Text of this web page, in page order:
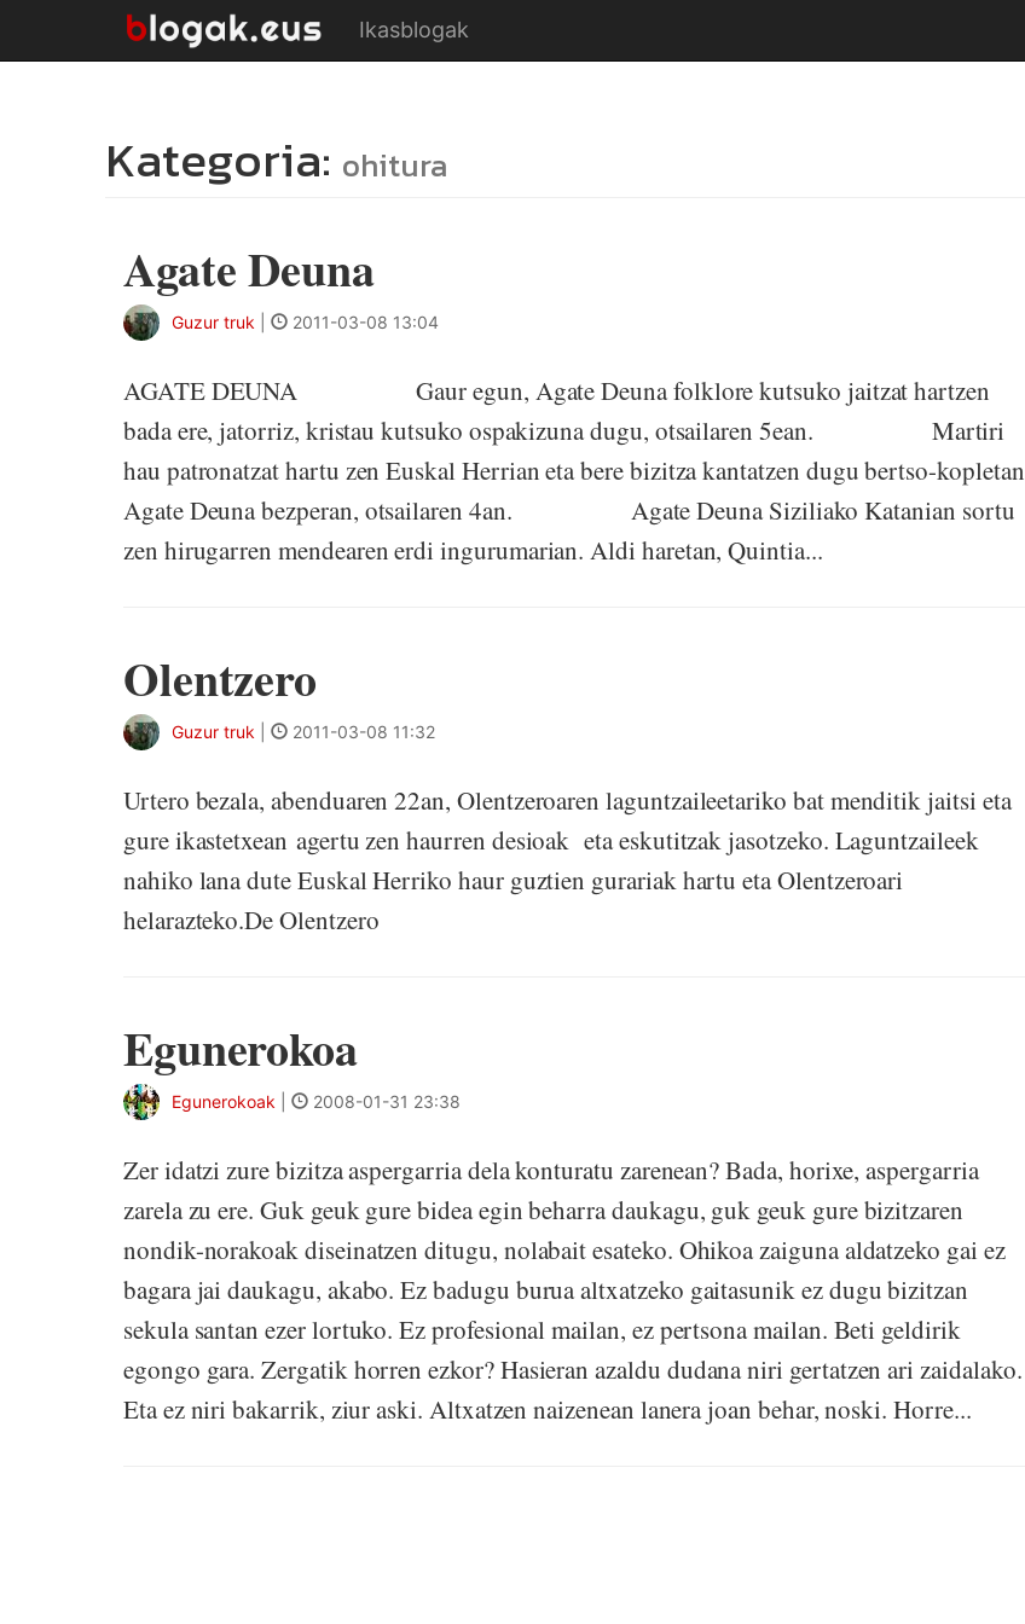
Ikasblogak
Kategoria: ohitura
Agate Deuna
Guzur truk 2011-03-08 13:04
AGATE DEUNA Gaur egun, Agate Deuna folklore kutsuko jaitzat hartzen
bada ere, jatorriz, kristau kutsuko ospakizuna dugu, otsailaren 5ean. Martiri
hau patronatzat hartu zen Euskal Herrian eta bere bizitza kantatzen dugu bertso-kopletan
Agate Deuna bezperan, otsailaren 4an. Agate Deuna Siziliako Katanian sortu
zen hirugarren mendearen erdi ingurumarian. Aldi haretan, Quintia...
Olentzero
Guzur truk 2011-03-08 11:32
Urtero bezala, abenduaren 22an, Olentzeroaren laguntzaileetariko bat menditik jaitsi eta
gure ikastetxean agertu zen haurren desioak eta eskutitzak jasotzeko. Laguntzaileek
nahiko lana dute Euskal Herriko haur guztien gurariak hartu eta Olentzeroari
helarazteko.De Olentzero
Egunerokoa
Egunerokoak 2008-01-31 23:38
Zer idatzi zure bizitza aspergarria dela konturatu zarenean? Bada, horixe, aspergarria
zarela zu ere. Guk geuk gure bidea egin beharra daukagu, guk geuk gure bizitzaren
nondik-norakoak diseinatzen ditugu, nolabait esateko. Ohikoa zaiguna aldatzeko gai ez
bagara jai daukagu, akabo. Ez badugu burua altxatzeko gaitasunik ez dugu bizitzan
sekula santan ezer lortuko. Ez profesional mailan, ez pertsona mailan. Beti geldirik
egongo gara. Zergatik horren ezkor? Hasieran azaldu dudana niri gertatzen ari zaidalako.
Eta ez niri bakarrik, ziur aski. Altxatzen naizenean lanera joan behar, noski. Horre...